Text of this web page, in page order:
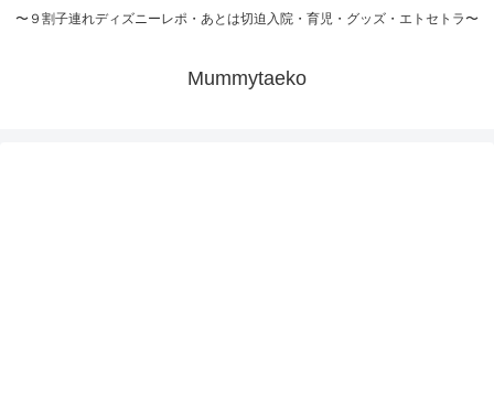
〜９割子連れディズニーレポ・あとは切迫入院・育児・グッズ・エトセトラ〜
Mummytaeko